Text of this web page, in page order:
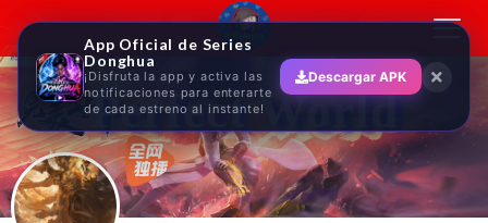
Perfect World
App Oficial de Series
Donghua
¡Disfruta la app y activa las
notificaciones para enterarte
de cada estreno al instante!
Descargar APK